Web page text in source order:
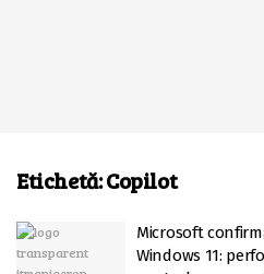
Etichetă:Copilot
Microsoft
Windows 11: